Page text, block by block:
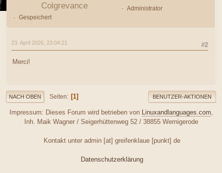
Colgrevance
Administrator
Gespeichert
#2
23. April 2026, 23:04:21
Merci!
NACH OBEN Seiten 1 BENUTZER-AKTIONEN
Impressum: Dieses Forum wird betrieben von Linuxandlanguages.com,
Inh. Maik Wagner / Seigerhüttenweg 52 / 38855 Wernigerode
Kontakt unter admin [at] greifenklaue [punkt] de
Datenschutzerklärung